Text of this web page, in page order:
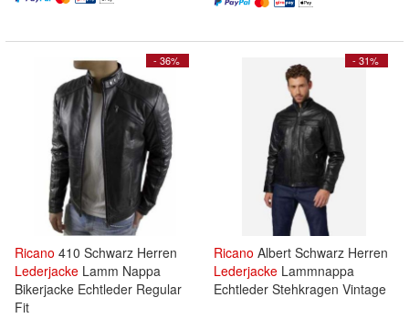
- 36%
Ricano 410 Schwarz Herren
Lederjacke Lamm Nappa
Bikerjacke Echtleder Regular
Fit
- 31%
Ricano Albert Schwarz Herren
Lederjacke Lammnappa
Echtleder Stehkragen Vintage